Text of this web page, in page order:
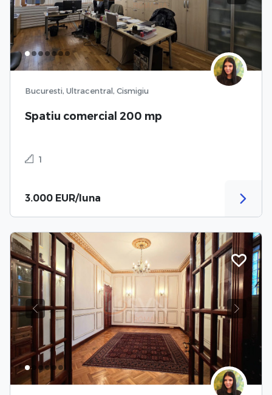
Bucuresti, Ultracentral, Cismigiu
Spatiu comercial 200 mp
1
3.000 EUR/luna
Previous Next